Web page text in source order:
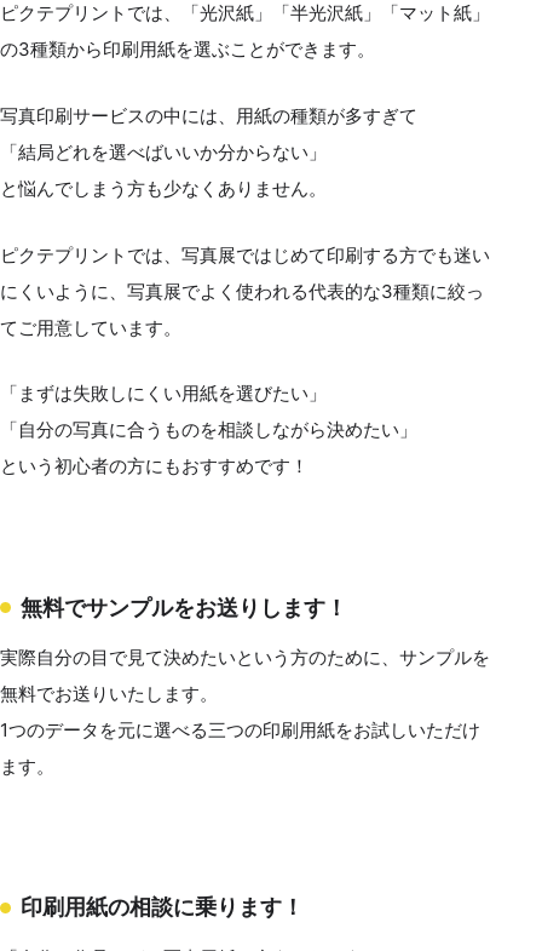
ピクテプリントでは、「光沢紙」「半光沢紙」「マット紙」
の3種類から印刷用紙を選ぶことができます。
写真印刷サービスの中には、用紙の種類が多すぎて
「結局どれを選べばいいか分からない」
と悩んでしまう方も少なくありません。
ピクテプリントでは、写真展ではじめて印刷する方でも迷い
にくいように、写真展でよく使われる代表的な3種類に絞っ
てご用意しています。
「まずは失敗しにくい用紙を選びたい」
「自分の写真に合うものを相談しながら決めたい」
という初心者の方にもおすすめです！
無料でサンプルをお送りします！
実際自分の目で見て決めたいという方のために、サンプルを
無料でお送りいたします。
1つのデータを元に選べる三つの印刷用紙をお試しいただけ
ます。
印刷用紙の相談に乗ります！